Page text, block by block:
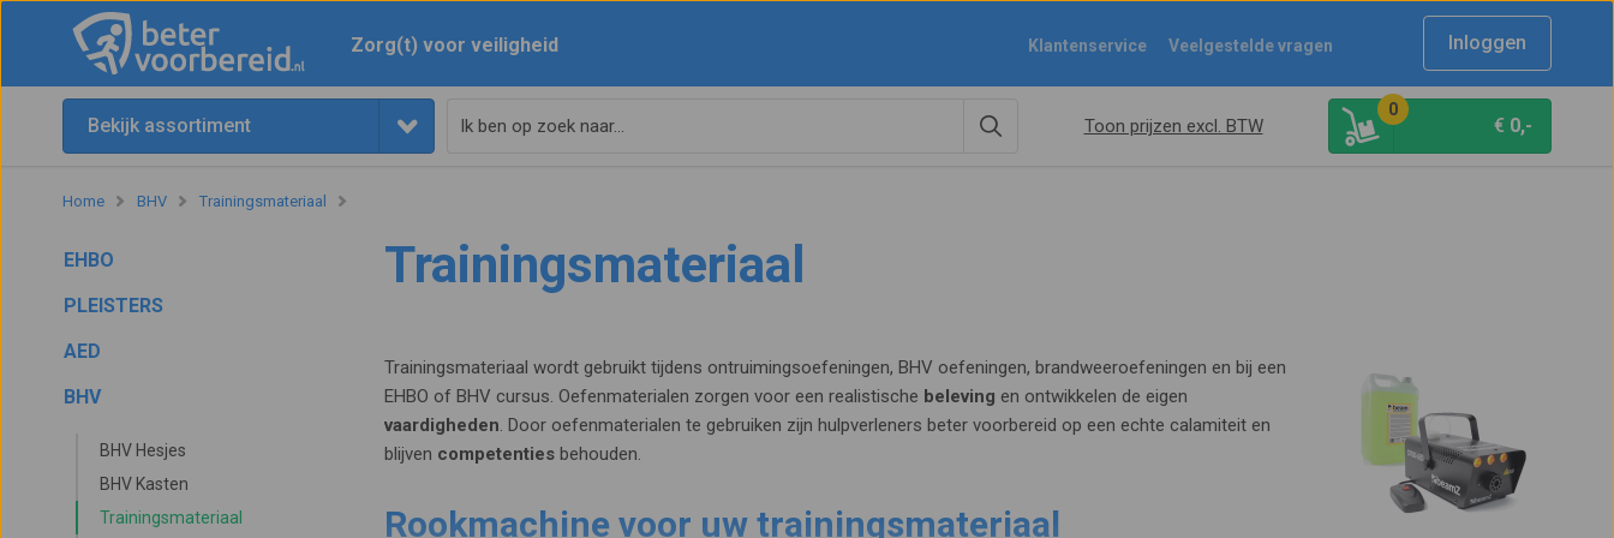
Zorg(t) voor veiligheid Klantenservice Veelgestelde vragen Inloggen
Bekijk assortiment Toon prijzen excl. BTW
0
€ 0,-
Home BHV Trainingsmateriaal
EHBO
PLEISTERS
AED
BHV
BHV Hesjes
BHV Kasten
Trainingsmateriaal
Trainingsmateriaal
Trainingsmateriaal wordt gebruikt tijdens ontruimingsoefeningen, BHV oefeningen, brandweeroefeningen en bij een
EHBO of BHV cursus. Oefenmaterialen zorgen voor een realistische beleving en ontwikkelen de eigen
vaardigheden. Door oefenmaterialen te gebruiken zijn hulpverleners beter voorbereid op een echte calamiteit en
blijven competentiesbehouden.
Rookmachine voor uw trainingsmateriaal